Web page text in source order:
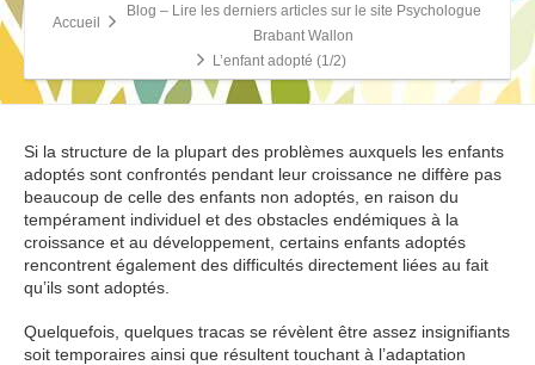
Accueil
Blog – Lire les derniers articles sur le site Psychologue
Brabant Wallon
L’enfant adopté (1/2)
Si la structure de la plupart des problèmes auxquels les enfants
adoptés sont confrontés pendant leur croissance ne diffère pas
beaucoup de celle des enfants non adoptés, en raison du
tempérament individuel et des obstacles endémiques à la
croissance et au développement, certains enfants adoptés
rencontrent également des difficultés directement liées au fait
qu’ils sont adoptés.
Quelquefois, quelques tracas se révèlent être assez insignifiants
soit temporaires ainsi que résultent touchant à l’adaptation